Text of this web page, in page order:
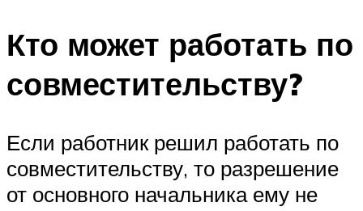
Кто может работать по
совместительству?
Если работник решил работать по
совместительству, то разрешение
от основного начальника ему не